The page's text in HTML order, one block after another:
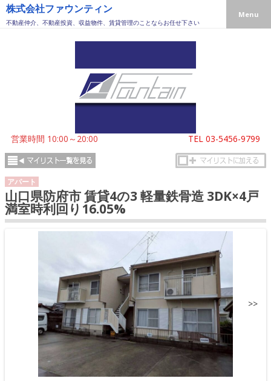
株式会社ファウンティン
不動産仲介、不動産投資、収益物件、賃貸管理のことならお任せ下さい
営業時間 10:00～20:00 TEL 03-5456-9799
Menu
アパート
山口県防府市 賃貸4の3 軽量鉄骨造 3DK×4戸
満室時利回り16.05%
>>